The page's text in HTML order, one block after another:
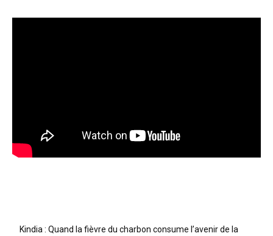
Kindia : Quand la fièvre du charbon consume l’avenir de la